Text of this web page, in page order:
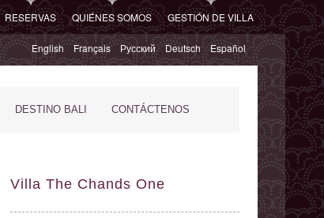
RESERVAS QUIÉNES SOMOS GESTIÓN DE VILLA
English Français Русский Deutsch Español
DESTINO BALI CONTÁCTENOS
Villa The Chands One